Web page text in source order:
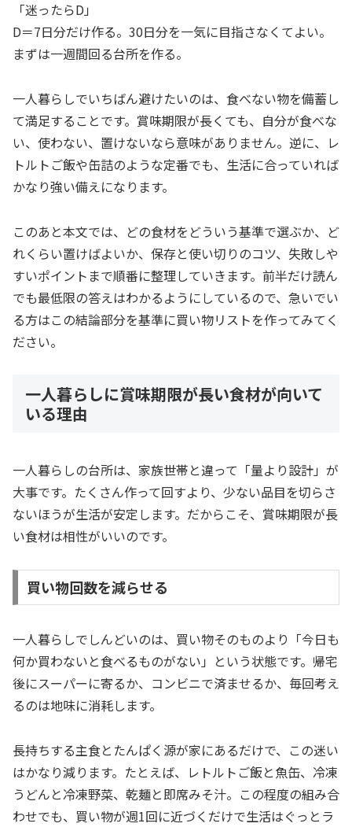
「迷ったらD」
D＝7日分だけ作る。30日分を一気に目指さなくてよい。
まずは一週間回る台所を作る。
一人暮らしでいちばん避けたいのは、食べない物を備蓄し
て満足することです。賞味期限が長くても、自分が食べな
い、使わない、置けないなら意味がありません。逆に、レ
トルトご飯や缶詰のような定番でも、生活に合っていれば
かなり強い備えになります。
このあと本文では、どの食材をどういう基準で選ぶか、ど
れくらい置けばよいか、保存と使い切りのコツ、失敗しや
すいポイントまで順番に整理していきます。前半だけ読ん
でも最低限の答えはわかるようにしているので、急いでい
る方はこの結論部分を基準に買い物リストを作ってみてく
ださい。
一人暮らしに賞味期限が長い食材が向いて
いる理由
一人暮らしの台所は、家族世帯と違って「量より設計」が
大事です。たくさん作って回すより、少ない品目を切らさ
ないほうが生活が安定します。だからこそ、賞味期限が長
い食材は相性がいいのです。
買い物回数を減らせる
一人暮らしでしんどいのは、買い物そのものより「今日も
何か買わないと食べるものがない」という状態です。帰宅
後にスーパーに寄るか、コンビニで済ませるか、毎回考え
るのは地味に消耗します。
長持ちする主食とたんぱく源が家にあるだけで、この迷い
はかなり減ります。たとえば、レトルトご飯と魚缶、冷凍
うどんと冷凍野菜、乾麺と即席みそ汁。この程度の組み合
わせでも、買い物が週1回に近づくだけで生活はぐっとラ